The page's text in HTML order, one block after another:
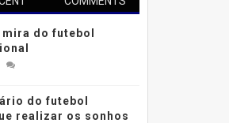
mira do futebol
do futebol
realizar os sonhos